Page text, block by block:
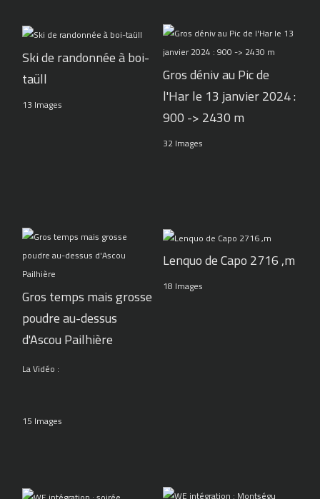
Ski de randonnée à boi-
taüll
13 Images
Gros déniv au Pic de
l'Har le 13 janvier 2024 :
900 -> 2430 m
32 Images
Gros temps mais grosse
poudre au-dessus
d'Ascou Pailhière
La Vidéo :
15 Images
Lenquo de Capo 2716 ,m
18 Images